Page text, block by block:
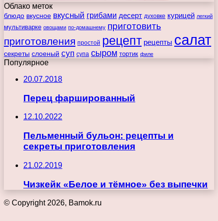
Облако меток
блюдо вкусное вкусный грибами десерт духовке курицей легкий
мультиварке овощами по-домашнему приготовить
приготовления простой рецепт рецепты салат
секреты слоеный суп супа сыром тортик филе
Популярное
20.07.2018
Перец фаршированный
12.10.2022
Пельменный бульон: рецепты и
секреты приготовления
21.02.2019
Чизкейк «Белое и тёмное» без выпечки
© Copyright 2026, Bamok.ru